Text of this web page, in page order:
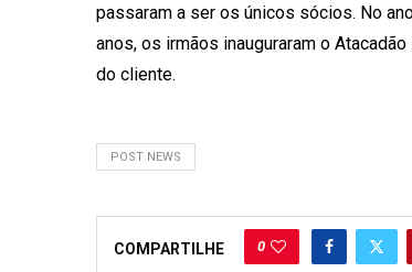
passaram a ser os únicos sócios. No
anos, os irmãos inauguraram o
do cliente.
POST NEWS
COMPARTILHE 0